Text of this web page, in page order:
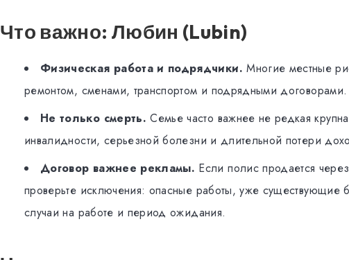
Что важно: Любин (Lubin)
Физическая работа и подрядчики. Многие местные
ремонтом, сменами, транспортом и подрядными договорами.
Не только смерть. Семье часто важнее не редкая
инвалидности, серьезной болезни и длительной потери
Договор важнее рекламы. Если полис продается
проверьте исключения: опасные работы, уже существующие
случаи на работе и период ожидания.